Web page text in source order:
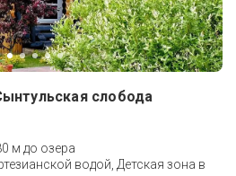
слобода
м до озера
водой, Детская зона в